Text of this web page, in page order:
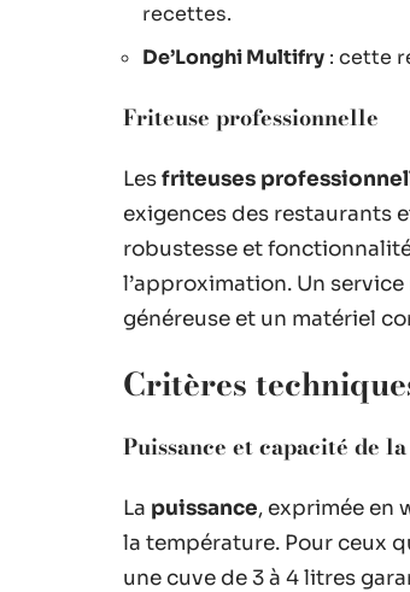
recettes.
De’Longhi Multifry : cette
Friteuse professionnelle
Lesfriteuses
exigences des restaurants
robustesse et
l’approximation. Un
généreuse et un matériel
Critères
Puissance et capacité de
La puissance, exprimée en
la température. Pour ceux
une cuve de 3 à 4 litres